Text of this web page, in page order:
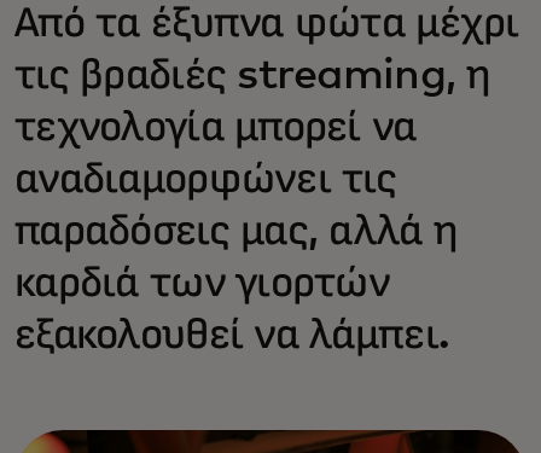
Από τα έξυπνα φώτα μέχρι
τις βραδιές streaming, η
τεχνολογία μπορεί να
αναδιαμορφώνει τις
παραδόσεις μας, αλλά η
καρδιά των γιορτών
εξακολουθεί να λάμπει.